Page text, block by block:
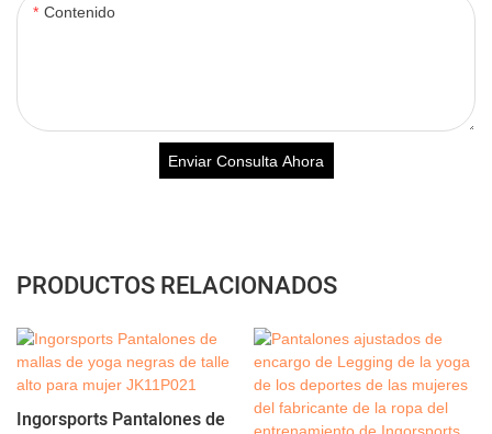
Contenido
Enviar Consulta Ahora
PRODUCTOS RELACIONADOS
Ingorsports Pantalones de